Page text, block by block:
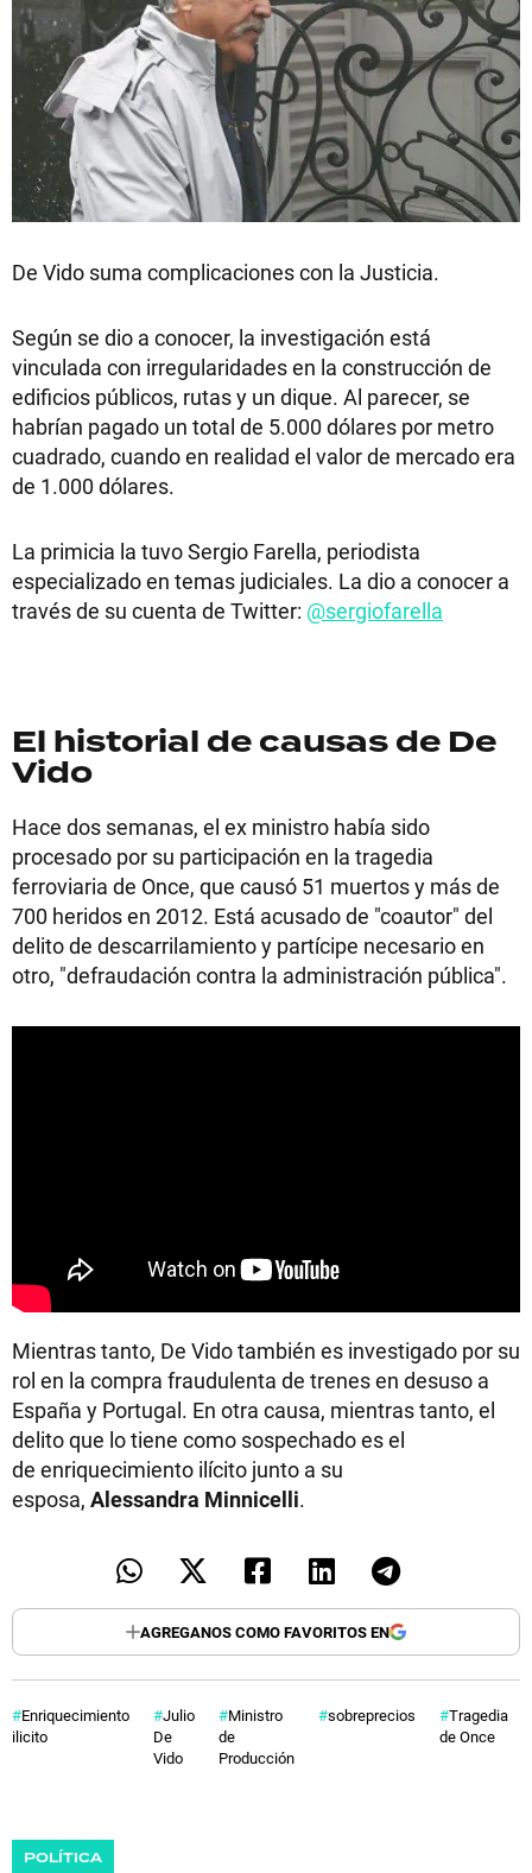
De Vido suma complicaciones con la Justicia.
Según se dio a conocer, la investigación está
vinculada con irregularidades en la construcción de
edificios públicos, rutas y un dique. Al parecer, se
habrían pagado un total de 5.000 dólares por metro
cuadrado, cuando en realidad el valor de mercado era
de 1.000 dólares.
La primicia la tuvo Sergio Farella, periodista
especializado en temas judiciales. La dio a conocer a
través de su cuenta de Twitter: @sergiofarella
El historial de causas de De
Vido
Hace dos semanas, el ex ministro había sido
procesado por su participación en la tragedia
ferroviaria de Once, que causó 51 muertos y más de
700 heridos en 2012. Está acusado de "coautor" del
delito de descarrilamiento y partícipe necesario en
otro, "defraudación contra la administración pública".
Mientras tanto, De Vido también es investigado por su
rol en la compra fraudulenta de trenes en desuso a
España y Portugal. En otra causa, mientras tanto, el
delito que lo tiene como sospechado es el
de enriquecimiento ilícito junto a su
esposa, Alessandra Minnicelli.
AGREGANOS COMO FAVORITOS EN
Enriquecimiento
ilicito
Julio
De
Vido
Ministro
de
Producción
sobreprecios
Tragedia
de Once
POLÍTICA